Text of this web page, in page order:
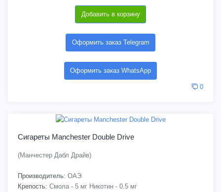
Добавить в корзину
Оформить заказ Telegram
Оформить заказ WhatsApp
0
Сигареты Manchester Double Drive
(Манчестер Дабл Драйв)
Производитель: ОАЭ
Крепость: Смола - 5 мг Никотин - 0.5 мг